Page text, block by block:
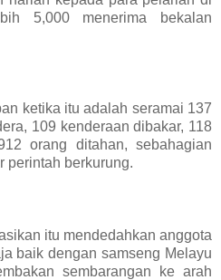
5,000 menerima bekalan
ketika itu adalah seramai 137
109 kenderaan dibakar, 118
orang ditahan, sebahagian
perintah berkurung.
itu mendedahkan anggota
baik dengan samseng Melayu
sembarangan ke arah